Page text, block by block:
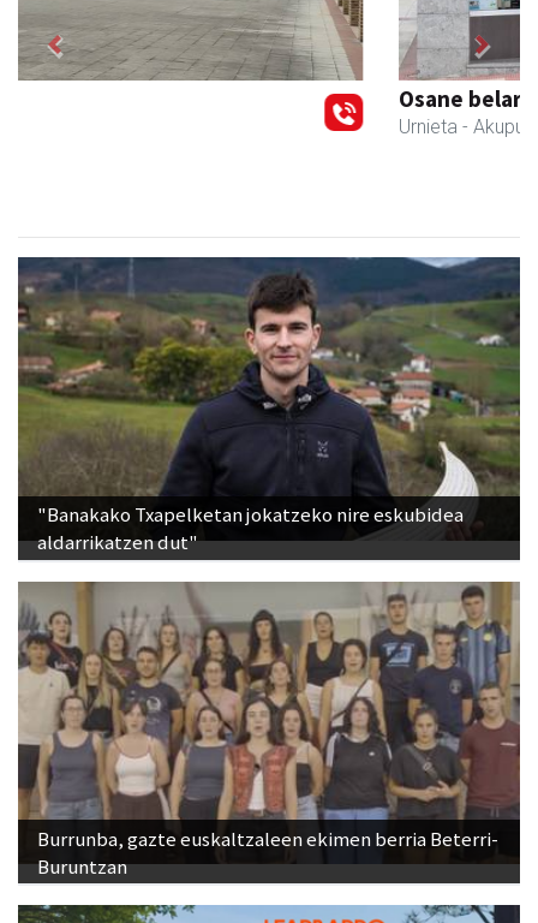
Previous Next
"Banakako Txapelketan jokatzeko nire eskubidea
aldarrikatzen dut"
Burrunba, gazte euskaltzaleen ekimen berria Beterri-
Buruntzan